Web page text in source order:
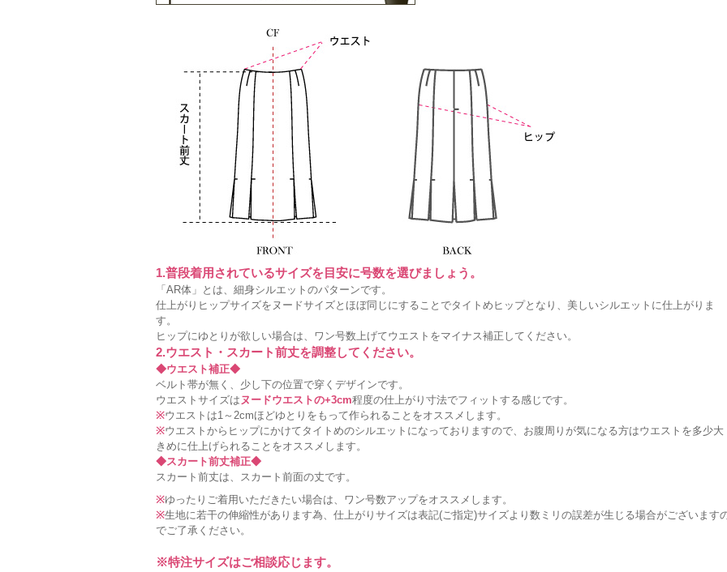
1.普段着用されているサイズを目安に号数を選びましょう。
「AR体」とは、細身シルエットのパターンです。
仕上がりヒップサイズをヌードサイズとほぼ同じにすることでタイトめヒップとなり、美しいシルエットに仕上がりま
す。
ヒップにゆとりが欲しい場合は、ワン号数上げてウエストをマイナス補正してください。
2.ウエスト・スカート前丈を調整してください。
◆ウエスト補正◆
ベルト帯が無く、少し下の位置で穿くデザインです。
ウエストサイズは ヌードウエストの+3cm程度の仕上がり寸法でフィットする感じです。
※ウエストは1～2cmほどゆとりをもって作られることをオススメします。
※ウエストからヒップにかけてタイトめのシルエットになっておりますので、お腹周りが気になる方はウエストを多少大
きめに仕上げられることをオススメします。
◆スカート前丈補正◆
スカート前丈は、スカート前面の丈です。
※ゆったりご着用いただきたい場合は、ワン号数アップをオススメします。
※生地に若干の伸縮性があります為、仕上がりサイズは表記(ご指定)サイズより数ミリの誤差が生じる場合がございます
でご了承ください。
※特注サイズはご相談応じます。